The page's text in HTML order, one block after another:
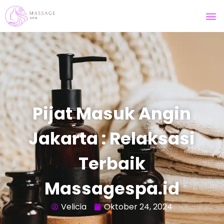
Pijat Masuk Angin
Jakarta : Relaksasi
Terbaik
Massagespa.id
Velicia Oktober 24, 2024